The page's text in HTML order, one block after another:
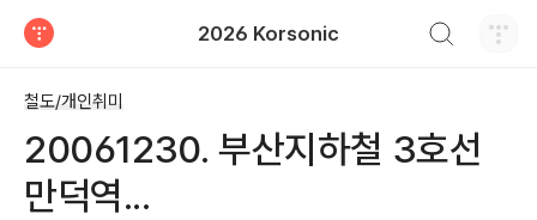
2026 Korsonic
철도/개인취미
20061230. 부산지하철 3호선
만덕역...